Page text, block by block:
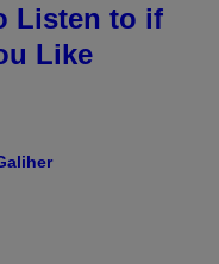
Listen to if
Like